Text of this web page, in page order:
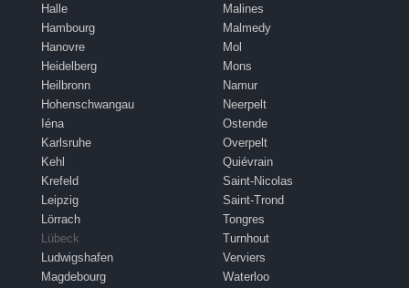
Halle
Hambourg
Hanovre
Heidelberg
Heilbronn
Hohenschwangau
Iéna
Karlsruhe
Kehl
Krefeld
Leipzig
Lörrach
Lübeck
Ludwigshafen
Magdebourg
Malines
Malmedy
Mol
Mons
Namur
Neerpelt
Ostende
Overpelt
Quiévrain
Saint-Nicolas
Saint-Trond
Tongres
Turnhout
Verviers
Waterloo